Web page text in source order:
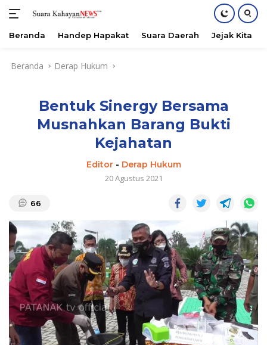
Beranda Handep Hapakat Suara Daerah Jejak Kita
Beranda Derap Hukum
Bentuk Sinergy Bersama
Musnahkan Barang Bukti
Kejahatan
Editor- Derap Hukum
20 Agustus 2021
66